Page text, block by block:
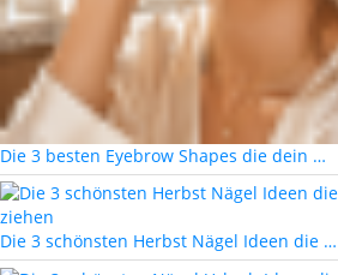
Die 3 besten Eyebrow Shapes die dein …
Die 3 schönsten Herbst Nägel Ideen die …